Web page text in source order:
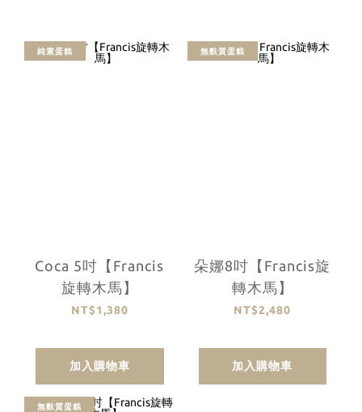
純素蛋糕
Coca 5吋【Francis
旋轉木馬】
NT$1,380
加入購物車
無麩質蛋糕
朵娜8吋【Francis旋
轉木馬】
NT$2,480
加入購物車
無麩質蛋糕